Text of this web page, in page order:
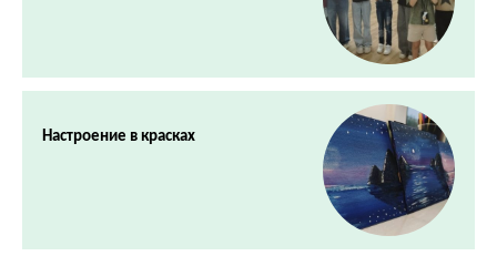
Настроение в красках